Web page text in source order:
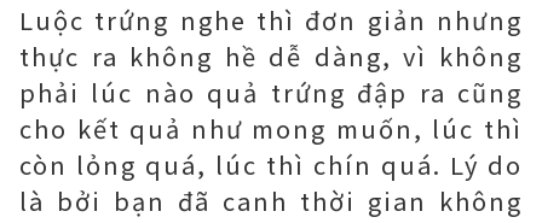
Luộc trứng nghe thì đơn giản nhưng
thực ra không hề dễ dàng, vì không
phải lúc nào quả trứng đập ra cũng
cho kết quả như mong muốn, lúc thì
còn lỏng quá, lúc thì chín quá. Lý do
là bởi bạn đã canh thời gian không